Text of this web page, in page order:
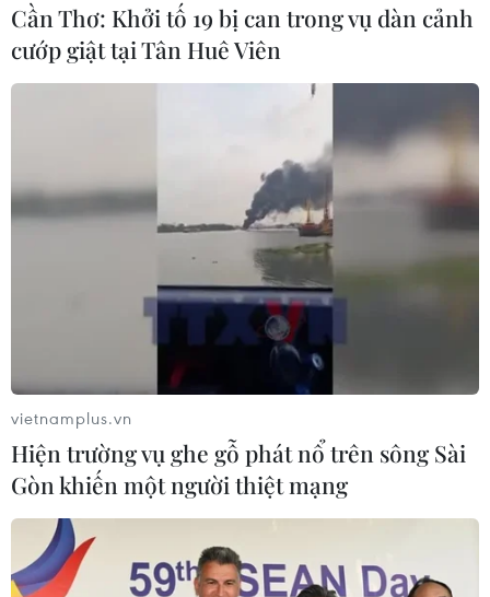
#Hiệp định Toàn diện và Tiến bộ Đối tác Xuyên Thái Bình
#CPTPP
#Hội nhập kinh tế quốc tế
#Cắt giảm thuế quan
#Thị trường #Cử tri
Theo dõi VietnamPlus
TIN LIÊN QUAN
Cần Thơ: Khởi tố 19 bị can trong vụ dàn cảnh
cướp giật tại Tân Huê Viên
vietnamplus.vn
Hiện trường vụ ghe gỗ phát nổ trên sông Sài
Gòn khiến một người thiệt mạng